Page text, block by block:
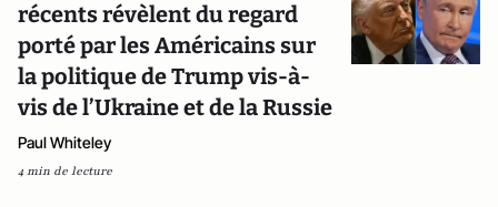
récents révèlent du regard
porté par les Américains sur
la politique de Trump vis-à-
vis de l’Ukraine et de la Russie
Paul Whiteley
4 min de lecture